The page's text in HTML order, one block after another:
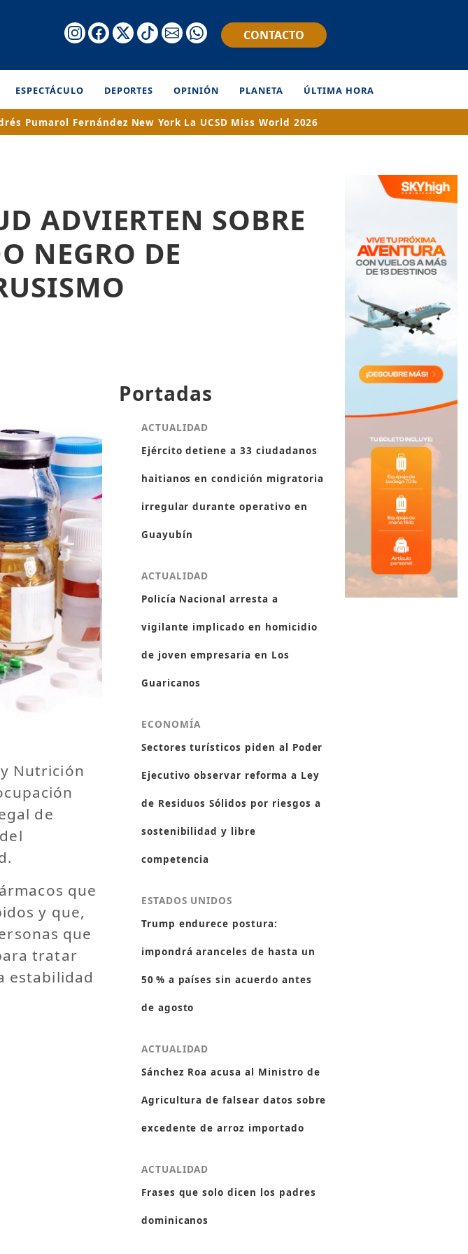
CONTACTO
ESPECTÁCULO DEPORTES OPINIÓN PLANETA ÚLTIMA HORA
Pumarol Fernández New York La UCSD Miss World 2026
ADVIERTEN SOBRE
NEGRO DE
Nutrición
de
que
y que,
que
tratar
estabilidad
Portadas
ACTUALIDAD
Ejército detiene a 33 ciudadanos
haitianos en condición migratoria
irregular durante operativo en
Guayubín
ACTUALIDAD
Policía Nacional arresta a
vigilante implicado en homicidio
de joven empresaria en Los
Guaricanos
ECONOMÍA
Sectores turísticos piden al Poder
Ejecutivo observar reforma a Ley
de Residuos Sólidos por riesgos a
sostenibilidad y libre
competencia
ESTADOS UNIDOS
Trump endurece postura:
impondrá aranceles de hasta un
50 % a países sin acuerdo antes
de agosto
ACTUALIDAD
Sánchez Roa acusa al Ministro de
Agricultura de falsear datos sobre
excedente de arroz importado
ACTUALIDAD
Frases que solo dicen los padres
dominicanos